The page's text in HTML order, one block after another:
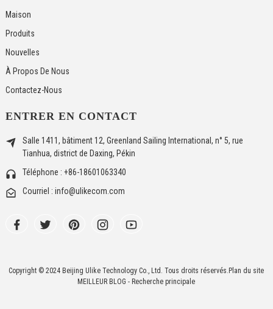
Maison
Produits
Nouvelles
À Propos De Nous
Contactez-Nous
ENTRER EN CONTACT
Salle 1411, bâtiment 12, Greenland Sailing International, n° 5, rue
Tianhua, district de Daxing, Pékin
Téléphone : +86-18601063340
Courriel : info@ulikecom.com
Copyright © 2024 Beijing Ulike Technology Co., Ltd. Tous droits réservés. Plan du site
MEILLEUR BLOG - Recherche principale